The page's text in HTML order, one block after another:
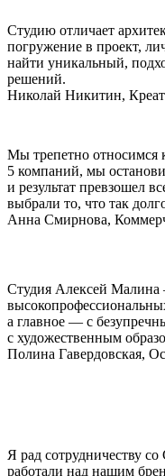
Студию отличает
погружение в проект,
найти уникальный,
решений.
Николай Никитин,
Мы трепетно
5 компаний, мы
и результат превзошел
выбрали то, что так
Анна Смирнова,
Студия Алексей Малина
а главное — с
с художественным
Полина Гавердовская,
Я рад сотрудничеству
работали над нашим